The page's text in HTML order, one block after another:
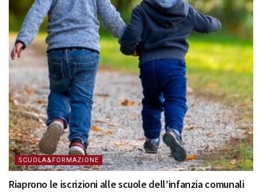
SCUOLA&FORMAZIONE
Riaprono le iscrizioni alle scuole dell’infanzia comunali